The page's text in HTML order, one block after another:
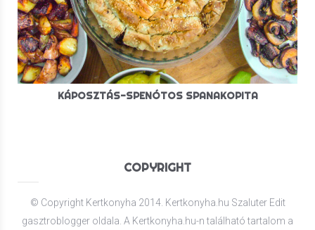
KÁPOSZTÁS-SPENÓTOS SPANAKOPITA
COPYRIGHT
© Copyright Kertkonyha 2014. Kertkonyha.hu Szaluter Edit
gasztroblogger oldala. A Kertkonyha.hu-n található tartalom a